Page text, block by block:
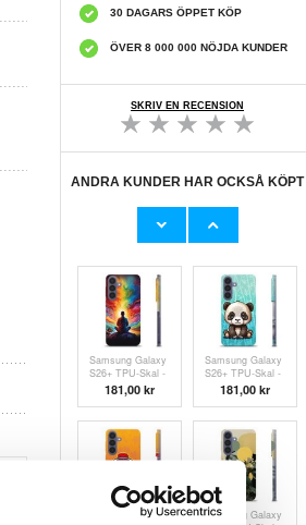
30 DAGARS ÖPPET KÖP
ÖVER 8 000 000 NÖJDA KUNDER
SKRIV EN RECENSION
ANDRA KUNDER HAR OCKSÅ KÖPT
Samsung Galaxy
Samsung Galaxy
Kaffebönor
Samsung Galaxy
S26+ TPU-Skal -
Meditation
181,00 kr
Samsung Galaxy
S26+ TPU-Skal -
Panda
181,00 kr
Samsung Galaxy
Samsung Galaxy